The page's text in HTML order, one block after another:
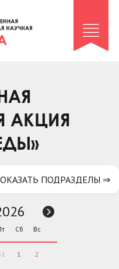
АКЦИЯ
ПОДРАЗДЕЛЫ ⇒
Сб Вс
1 2